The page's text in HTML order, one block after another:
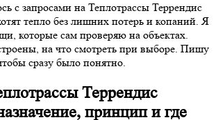
с запросами на Теплотрассы Террендис
тепло без лишних потерь и копаний. Я
которые сам проверяю на объектах.
на что смотреть при выборе. Пишу
сразу было понятно.
Террендис
принцип и где